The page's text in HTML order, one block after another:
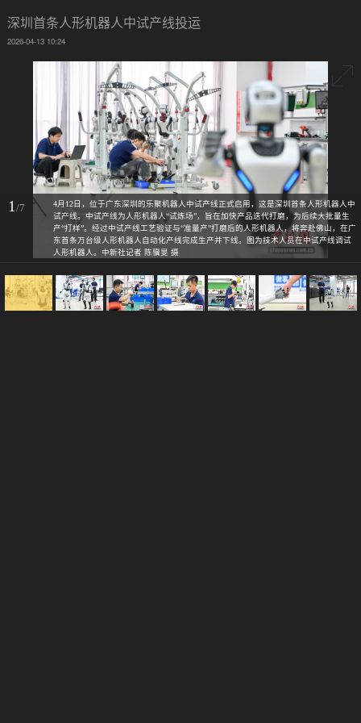
深圳首条人形机器人中试产线投运
2026-04-13 10:24
1/7
4月12日，位于广东深圳的乐聚机器人中试产线正式启用，这是深圳首条人形机器人中
试产线。中试产线为人形机器人“试炼场”，旨在加快产品迭代打磨，为后续大批量生
产“打样”。经过中试产线工艺验证与“准量产”打磨后的人形机器人，将奔赴佛山，在广
东首条万台级人形机器人自动化产线完成生产并下线。图为技术人员在中试产线调试
人形机器人。中新社记者 陈骥旻 摄